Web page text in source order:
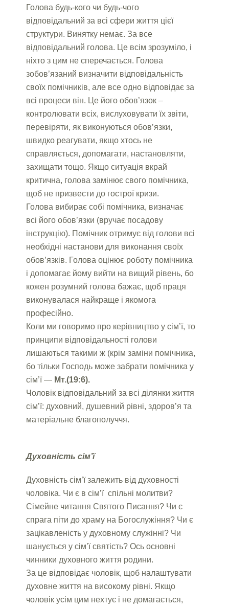
Голова будь-кого чи будь-чого
відповідальний за всі сфери життя цієї
структури. Винятку немає. За все
відповідальний голова. Це всім зрозуміло, і
ніхто з цим не сперечається. Голова
зобов’язаний визначити відповідальність
своїх помічників, але все одно відповідає за
всі процеси він. Це його обов’язок –
контролювати всіх, вислуховувати їх звіти,
перевіряти, як виконуються обов’язки,
швидко реагувати, якщо хтось не
справляється, допомагати, настановляти,
захищати тощо. Якщо ситуація вкрай
критична, голова замінює свого помічника,
щоб не призвести до гострої кризи.
Голова вибирає собі помічника, визначає
всі його обов’язки (вручає посадову
інструкцію). Помічник отримує від голови всі
необхідні настанови для виконання своїх
обов’язків. Голова оцінює роботу помічника
і допомагає йому вийти на вищий рівень, бо
кожен розумний голова бажає, щоб праця
виконувалася найкраще і якомога
професійно.
Коли ми говоримо про керівництво у сім’ї, то
принципи відповідальності голови
лишаються такими ж (крім заміни помічника,
бо тільки Господь може забрати помічника у
сім’ї — Мт.(19:6).
Чоловік відповідальний за всі ділянки життя
сім’ї: духовний, душевний рівні, здоров’я та
матеріальне благополуччя.
Духовність сім’ї
Духовність сім’ї залежить від духовності
чоловіка. Чи є в сім’ї спільні молитви?
Сімейне читання Святого Писання? Чи є
спрага піти до храму на Богослужіння? Чи є
зацікавленість у духовному служінні? Чи
шанується у сім’ї святість? Ось основні
чинники духовного життя родини.
За це відповідає чоловік, щоб налаштувати
духовне життя на високому рівні. Якщо
чоловік усім цим нехтує і не домагається,